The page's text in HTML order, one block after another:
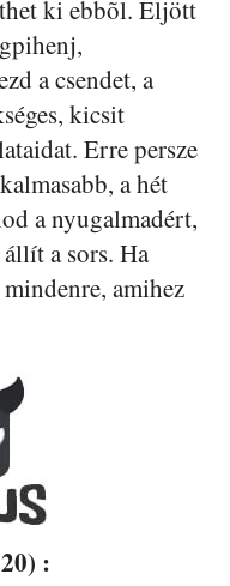
ki ebbõl. Eljött
a csendet, a
kicsit
Erre persze
a hét
a nyugalmadért,
a sors. Ha
amihez
: